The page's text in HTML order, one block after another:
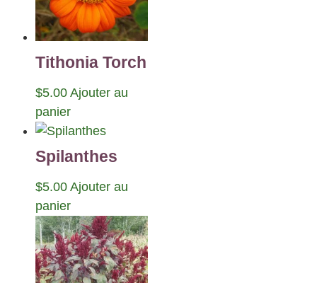
Tithonia Torch
$5.00 Ajouter au
panier
Spilanthes
$5.00 Ajouter au
panier